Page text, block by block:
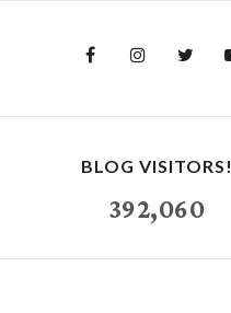
BLOG VISITORS!
392,060